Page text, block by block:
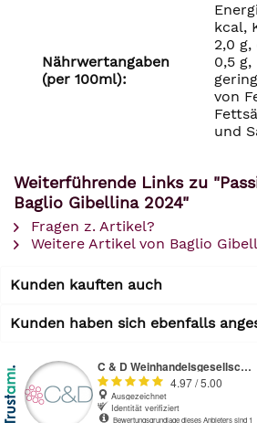
Nährwertangaben
(per 100ml):
kcal,
2,0
0,5
von
und
Weiterführende Links zu
Baglio Gibellina 2024"
Fragen z. Artikel?
Weitere Artikel von Baglio
Kunden kauften auch
Kunden haben sich ebenfalls